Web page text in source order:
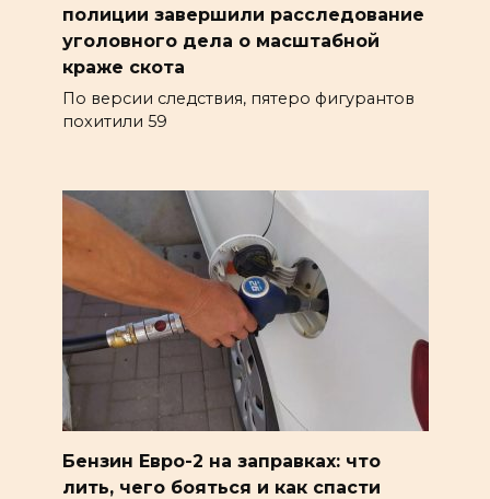
полиции завершили расследование
уголовного дела о масштабной
краже скота
По версии следствия, пятеро фигурантов
похитили 59
Бензин Евро-2 на заправках: что
лить, чего бояться и как спасти